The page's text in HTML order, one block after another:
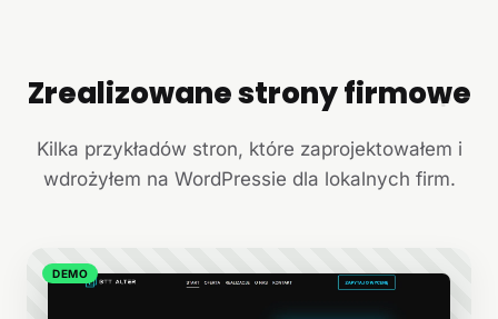
+
Zrealizowane strony firmowe
Kilka przykładów stron, które zaprojektowałem i
wdrożyłem na WordPressie dla lokalnych firm.
DEMO